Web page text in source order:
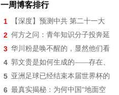
一周博客排行
1 【深度】预测中共 第二十一大
2 何方之问：青年知识分子投奔延
3 华川粉是唤不醒的，显然他们看
4 郭文贵是如何生成的——存在、
5 亚洲足球已经结束本届世界杯的
6 最真实揭秘：为何中国“地面空